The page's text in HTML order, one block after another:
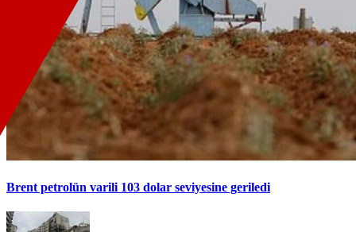
Brent petrolün varili 103 dolar seviyesine geriledi